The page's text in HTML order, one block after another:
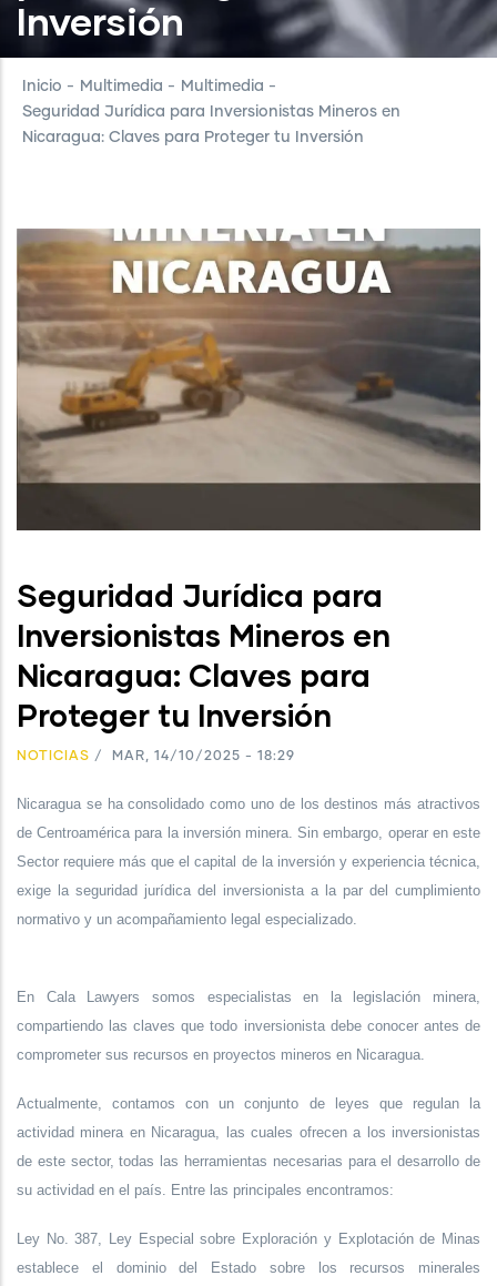
Inversión
Inicio - Multimedia - Multimedia -
Seguridad Jurídica para Inversionistas Mineros en
Nicaragua: Claves para Proteger tu Inversión
Seguridad Jurídica para
Inversionistas Mineros en
Nicaragua: Claves para
Proteger tu Inversión
NOTICIAS / MAR, 14/10/2025 - 18:29
Nicaragua se ha consolidado como uno de los destinos más atractivos
de Centroamérica para la inversión minera. Sin embargo, operar en este
Sector requiere más que el capital de la inversión y experiencia técnica,
exige la seguridad jurídica del inversionista a la par del cumplimiento
normativo y un acompañamiento legal especializado.
En Cala Lawyers somos especialistas en la legislación minera,
compartiendo las claves que todo inversionista debe conocer antes de
comprometer sus recursos en proyectos mineros en Nicaragua.
Actualmente, contamos con un conjunto de leyes que regulan la
actividad minera en Nicaragua, las cuales ofrecen a los inversionistas
de este sector, todas las herramientas necesarias para el desarrollo de
su actividad en el país. Entre las principales encontramos:
Ley No. 387, Ley Especial sobre Exploración y Explotación de Minas
establece el dominio del Estado sobre los recursos minerales